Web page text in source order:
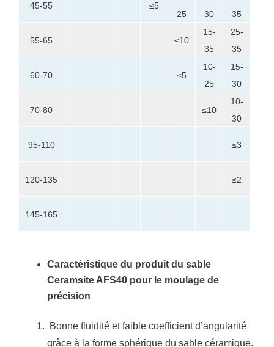
45-55 ≤5
25
30
35
55-65 ≤10
15-
35
25-
35
60-70 ≤5
10-
25
15-
30
70-80 ≤10
10-
30
95-110 ≤3
120-135 ≤2
145-165
Caractéristique du produit du sable
Ceramsite AFS40 pour le moulage de
précision
Bonne fluidité et faible coefficient d’angularité
grâce à la forme sphérique du sable céramique.